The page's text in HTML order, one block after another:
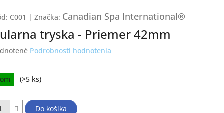
C001 | Značka: Canadian Spa International®
tryska - Priemer 42mm
Podrobnosti hodnotenia
(>5 ks)
Do košíka